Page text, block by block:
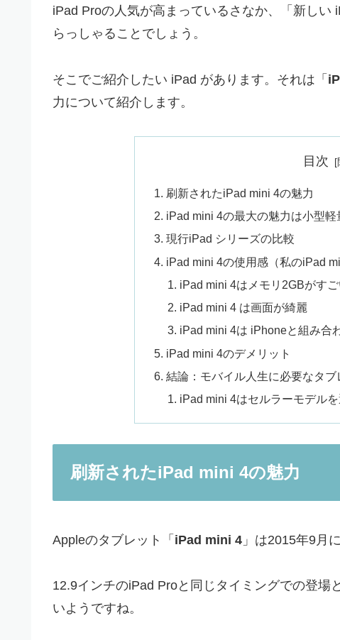
iPad Proの人気が高まっているさなか、「 新しい
らっしゃることでしょう。
そこでご紹介したい iPad があります。それは「
力について紹介します。
目次
刷新されたiPad mini 4の魅力
iPad mini 4の最大の魅力は小型
現行iPad シリーズの比較
iPad mini 4の使用感（私のiPad
iPad mini 4はメモリ2GBがす
iPad mini 4 は画面が綺麗
iPad mini 4は iPhoneと組み合
iPad mini 4のデメリット
結論：モバイル人生に必要なタ
iPad mini 4はセルラーモデル
刷新されたiPad mini 4の魅力
Appleのタブレット「 iPad mini 4 」は2015年9月
12.9インチのiPad Proと同じタイミングでの登場
いようですね。